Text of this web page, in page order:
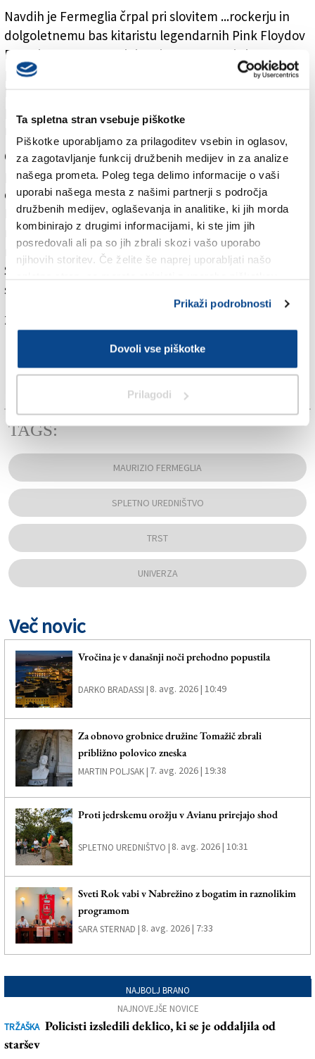
Ta spletna stran vsebuje piškotke
Piškotke uporabljamo za prilagoditev vsebin in oglasov,
za zagotavljanje funkcij družbenih medijev in za analize
našega prometa. Poleg tega delimo informacije o vaši
uporabi našega mesta z našimi partnerji s področja
družbenih medijev, oglaševanja in analitike, ki jih morda
kombinirajo z drugimi informacijami, ki ste jim jih
posredovali ali pa so jih zbrali skozi vašo uporabo
njihovih storitev. Če želite še naprej uporabljati našo
Prikaži podrobnosti
Dovoli vse piškotke
Prilagodi
Navdih je Fermeglia črpal pri slovitem ...rockerju in
dolgoletnemu bas kitaristu legendarnih Pink Floydov
Rogerju Watersu: »Hej ti, poje Waters. Hej vi, ne
pomagajte jim, da pokopljejo luč. Ne vdajte se, ne da
bi se borili. Obračam se na vas, na vse tiste, ki imajo
pri srcu znanost. Jasno in glasno brez skrivanja
moramo politikom pomagati ubrati pravo pot.«
Odprtje novega akademskega leta so s svojo
prisotnostjo med drugim počastili ugledni gosti:
dosmrtna senatorka in strokovnjakinja matičnih celic
Elena Cattaneo, predsednik Evropskega
raziskovalnega sveta ERC Jean-Pierre Bourguignon in
mlada profesorica ter raziskovalka tržaške univerze
Silvia Marchesan, ki se vedno bolj uveljavlja na
svetovenm znanstvenem priuzorišču.
Za branje in pisanje komentarjev
TAGS:
MAURIZIO FERMEGLIA
SPLETNO UREDNIŠTVO
TRST
UNIVERZA
Več novic
Vročina je v današnji noči prehodno popustila
DARKO BRADASSI | 8. avg. 2026 | 10:49
Za obnovo grobnice družine Tomažič zbrali
približno polovico zneska
MARTIN POLJSAK | 7. avg. 2026 | 19:38
Proti jedrskemu orožju v Avianu prirejajo shod
SPLETNO UREDNIŠTVO | 8. avg. 2026 | 10:31
Sveti Rok vabi v Nabrežino z bogatim in raznolikim
programom
SARA STERNAD | 8. avg. 2026 | 7:33
NAJBOLJ BRANO
NAJNOVEJŠE NOVICE
TRŽAŠKA Policisti izsledili deklico, ki se je oddaljila od
staršev